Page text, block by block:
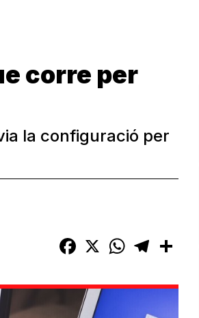
corre per
la configuració per
Facebook
X WhatsAppTelegram